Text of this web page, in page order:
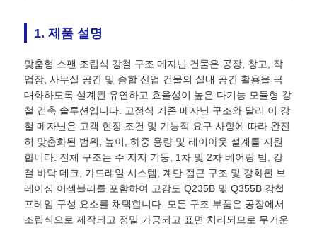
집
제품
1. 제품 설명
맞춤형 스팬 조립식 강철 구조 메자닌 건물은 공장, 창고, 작
업장, 사무실 공간 및 종합 산업 건물의 실내 공간 활용을 극
대화하도록 설계된 유연하고 효율성이 높은 다기능 모듈형 강
철 건축 솔루션입니다. 고정식 기존 메자닌 구조와 달리 이 강
철 메자닌은 고객 현장 조건 및 기능적 요구 사항에 따라 완전
히 맞춤화된 범위, 높이, 하중 용량 및 레이아웃 설계를 지원
합니다. 전체 구조는 주 지지 기둥, 1차 및 2차 베어링 빔, 강
철 바닥 데크, 가드레일 시스템, 계단 접근 구조 및 강화된 브
레이싱 어셈블리를 포함하여 고강도 Q235B 및 Q355B 강철
프레임 구성 요소를 채택합니다. 모든 구조 부품은 공장에서
조립식으로 제작되고 정밀 가공되고 표면 처리되므로 무거운